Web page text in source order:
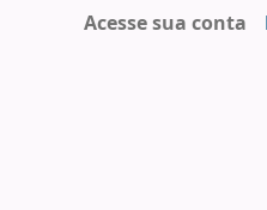
Acesse sua conta